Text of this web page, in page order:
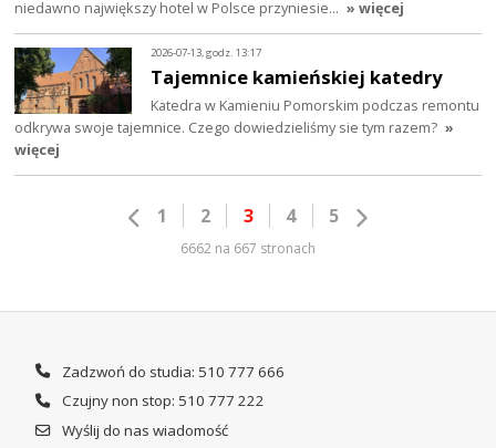
niedawno największy hotel w Polsce przyniesie… » więcej
2026-07-13, godz. 13:17
Tajemnice kamieńskiej katedry
Katedra w Kamieniu Pomorskim podczas remontu
odkrywa swoje tajemnice. Czego dowiedzieliśmy sie tym razem? »
więcej
1 2 3 4 5
6662 na 667 stronach
Zadzwoń do studia: 510 777 666
Czujny non stop: 510 777 222
Wyślij do nas wiadomość